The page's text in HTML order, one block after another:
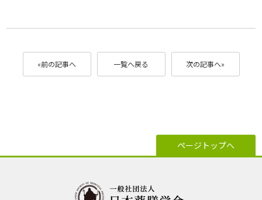
«前の記事へ 一覧へ戻る 次の記事へ»
ページトップへ